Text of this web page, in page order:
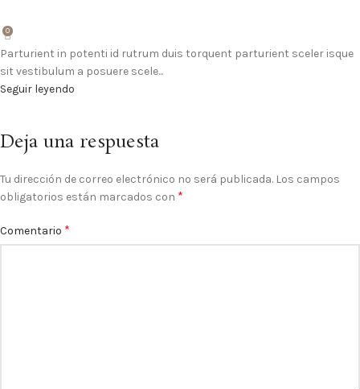
0
Parturient in potenti id rutrum duis torquent parturient sceler isque
sit vestibulum a posuere scele...
Seguir leyendo
Deja una respuesta
Tu dirección de correo electrónico no será publicada. Los campos
obligatorios están marcados con *
Comentario *